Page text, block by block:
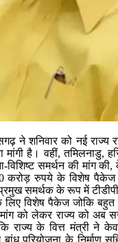
ने शनिवार को नई राज्य
मांगी है। वहीं, तमिलनाडु,
विशिष्ट समर्थन की मांग
करोड़ रुपये के विशेष
समर्थक के रूप में
विशेष पैकेज जोकि
को लेकर राज्य को अब
राज्य के वित्त मंत्री ने
बांध परियोजना के निर्माण